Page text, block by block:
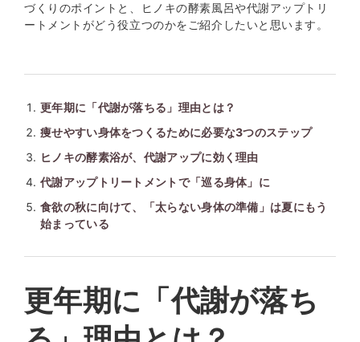
づくりのポイントと、ヒノキの酵素風呂や代謝アップトリ
ートメントがどう役立つのかをご紹介したいと思います。
更年期に「代謝が落ちる」理由とは？
痩せやすい身体をつくるために必要な3つのステップ
ヒノキの酵素浴が、代謝アップに効く理由
代謝アップトリートメントで「巡る身体」に
食欲の秋に向けて、「太らない身体の準備」は夏にもう
始まっている
更年期に「代謝が落ち